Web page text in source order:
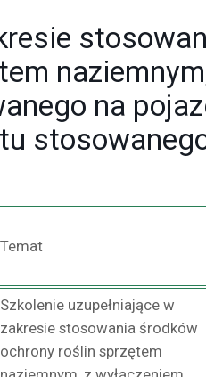
na
Temat
Szkolenie uzupełniające w
zakresie stosowania środków
ochrony roślin sprzętem